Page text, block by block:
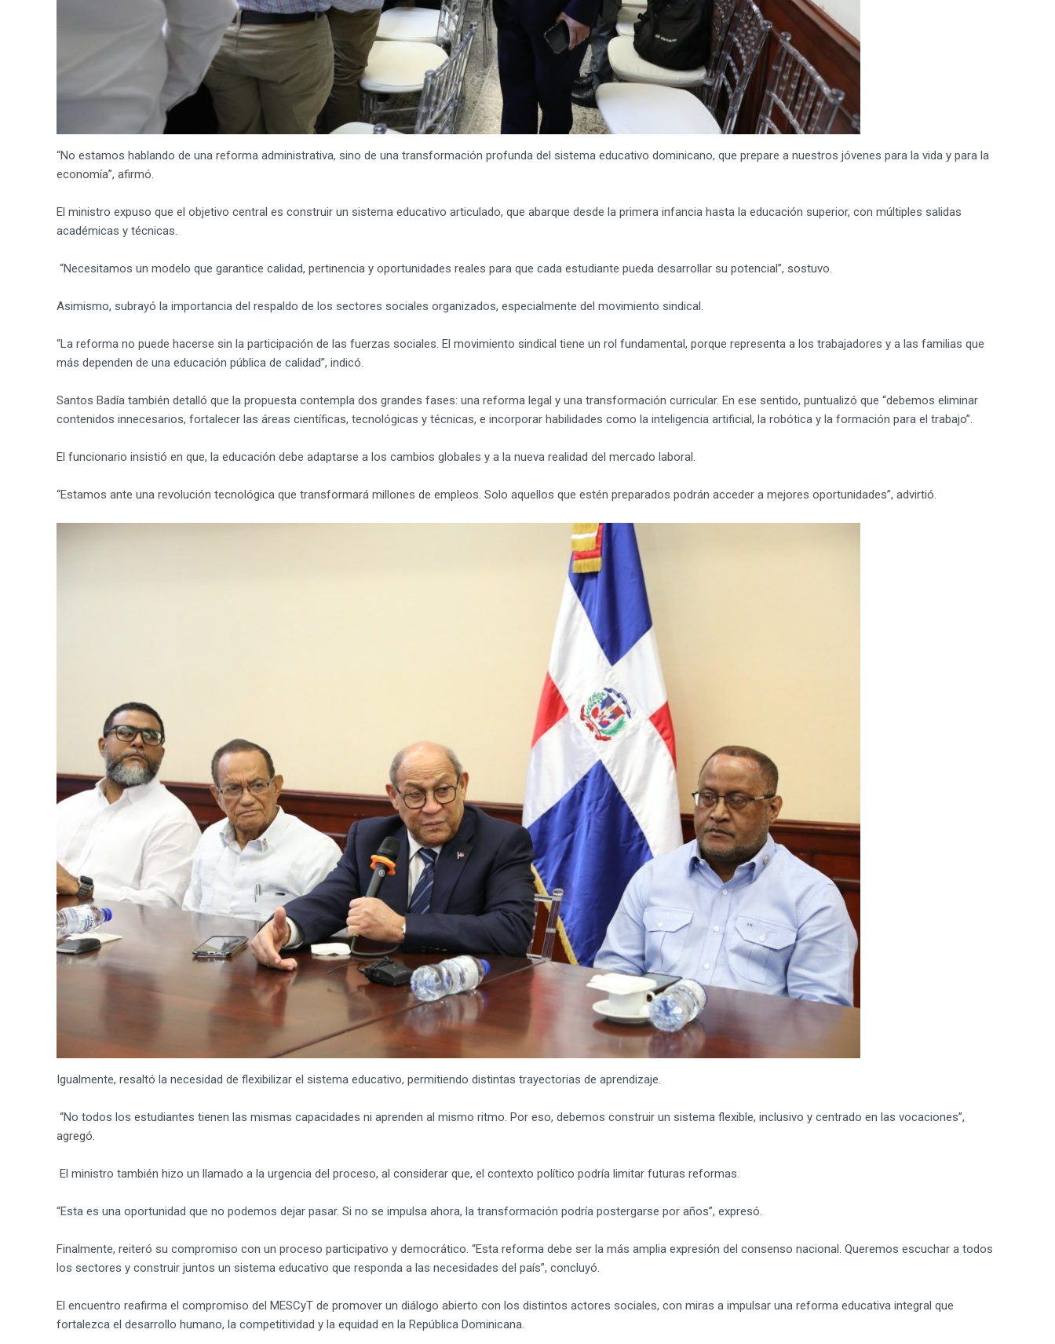
“No estamos hablando de una reforma administrativa, sino de una transformación profunda del sistema educativo dominicano, que prepare a nuestros jóvenes para la vida y para la
economía”, afirmó.
El ministro expuso que el objetivo central es construir un sistema educativo articulado, que abarque desde la primera infancia hasta la educación superior, con múltiples salidas
académicas y técnicas.
“Necesitamos un modelo que garantice calidad, pertinencia y oportunidades reales para que cada estudiante pueda desarrollar su potencial”, sostuvo.
Asimismo, subrayó la importancia del respaldo de los sectores sociales organizados, especialmente del movimiento sindical.
“La reforma no puede hacerse sin la participación de las fuerzas sociales. El movimiento sindical tiene un rol fundamental, porque representa a los trabajadores y a las familias que
más dependen de una educación pública de calidad”, indicó.
Santos Badía también detalló que la propuesta contempla dos grandes fases: una reforma legal y una transformación curricular. En ese sentido, puntualizó que “debemos eliminar
contenidos innecesarios, fortalecer las áreas científicas, tecnológicas y técnicas, e incorporar habilidades como la inteligencia artificial, la robótica y la formación para el trabajo”.
El funcionario insistió en que, la educación debe adaptarse a los cambios globales y a la nueva realidad del mercado laboral.
“Estamos ante una revolución tecnológica que transformará millones de empleos. Solo aquellos que estén preparados podrán acceder a mejores oportunidades”, advirtió.
Igualmente, resaltó la necesidad de flexibilizar el sistema educativo, permitiendo distintas trayectorias de aprendizaje.
“No todos los estudiantes tienen las mismas capacidades ni aprenden al mismo ritmo. Por eso, debemos construir un sistema flexible, inclusivo y centrado en las vocaciones”,
agregó.
El ministro también hizo un llamado a la urgencia del proceso, al considerar que, el contexto político podría limitar futuras reformas.
“Esta es una oportunidad que no podemos dejar pasar. Si no se impulsa ahora, la transformación podría postergarse por años”, expresó.
Finalmente, reiteró su compromiso con un proceso participativo y democrático. “Esta reforma debe ser la más amplia expresión del consenso nacional. Queremos escuchar a todos
los sectores y construir juntos un sistema educativo que responda a las necesidades del país”, concluyó.
El encuentro reafirma el compromiso del MESCyT de promover un diálogo abierto con los distintos actores sociales, con miras a impulsar una reforma educativa integral que
fortalezca el desarrollo humano, la competitividad y la equidad en la República Dominicana.